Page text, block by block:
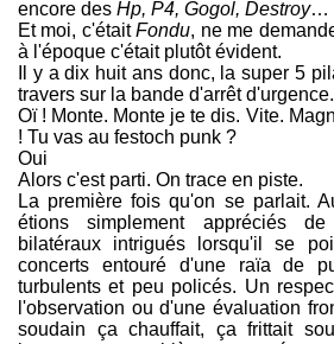
encore des Hp, P4, Gogol, Destroy…
Et moi, c'étaitFondu, ne me
à l'époque c'était plutôt évident.
Il y a dix huit ans donc, la super 5
travers sur la bande d'arrêt
Oï ! Monte. Monte je te dis. Vite.
! Tu vas au festoch punk ?
Oui
Alors c'est parti. On trace en piste.
La première fois qu'on se parlait.
étions simplement appréciés
bilatéraux intrigués lorsqu'il se
concerts entouré d'une raïa de
turbulents et peu policés. Un
l'observation ou d'une évaluation
soudain ça chauffait, ça frittait